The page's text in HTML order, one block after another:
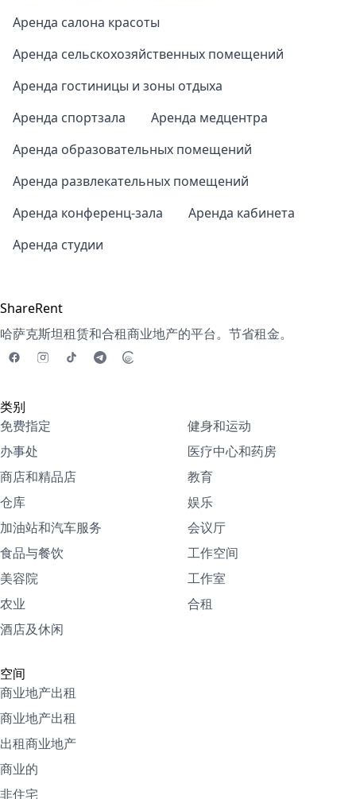
Аренда салона красоты
Аренда сельскохозяйственных помещений
Аренда гостиницы и зоны отдыха
Аренда спортзала
Аренда медцентра
Аренда образовательных помещений
Аренда развлекательных помещений
Аренда конференц-зала
Аренда кабинета
Аренда студии
ShareRent
哈萨克斯坦租赁和合租商业地产的平台。节省租金。
类别
免费指定
办事处
商店和精品店
仓库
加油站和汽车服务
食品与餐饮
美容院
农业
酒店及休闲
健身和运动
医疗中心和药房
教育
娱乐
会议厅
工作空间
工作室
合租
空间
商业地产出租
商业地产出租
出租商业地产
商业的
非住宅